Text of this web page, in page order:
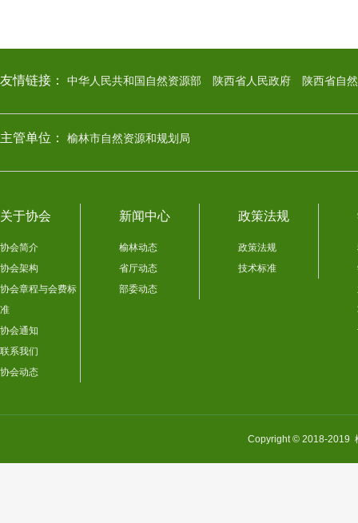
友情链接： 中华人民共和国自然资源部 陕西省人民政府 陕西省自
主管单位： 榆林市自然资源和规划局
关于协会
协会简介
协会架构
协会章程与会费标
准
协会通知
联系我们
协会动态
新闻中心
榆林动态
省厅动态
部委动态
政策法规
政策法规
技术标准
Copyright © 2018-2019